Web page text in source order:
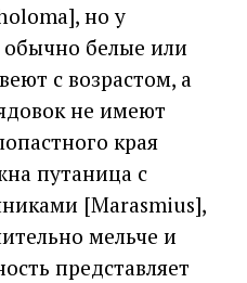
но у
белые или
с возрастом, а
не имеют
края
путаница с
[Marasmius],
мельче и
представляет